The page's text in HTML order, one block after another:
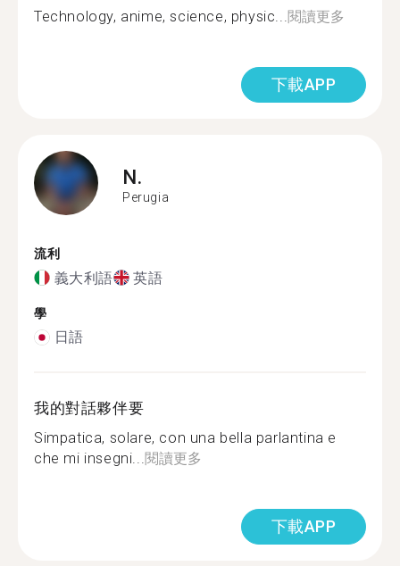
Technology, anime, science, physic...閱讀更多
下載APP
N.
Perugia
流利
義大利語 英語
學
日語
我的對話夥伴要
Simpatica, solare, con una bella parlantina e
che mi insegni...閱讀更多
下載APP